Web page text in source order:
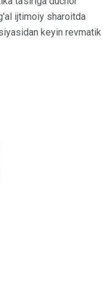
ijtimoiy sharoitda
keyin revmatik